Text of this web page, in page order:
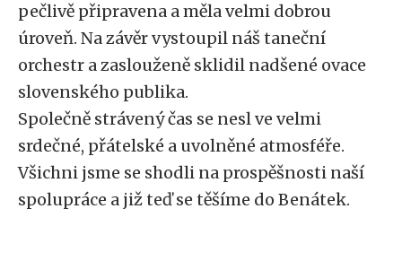
pečlivě připravena a měla velmi dobrou
úroveň. Na závěr vystoupil náš taneční
orchestr a zaslouženě sklidil nadšené ovace
slovenského publika.
Společně strávený čas se nesl ve velmi
srdečné, přátelské a uvolněné atmosféře.
Všichni jsme se shodli na prospěšnosti naší
spolupráce a již teď se těšíme do Benátek.